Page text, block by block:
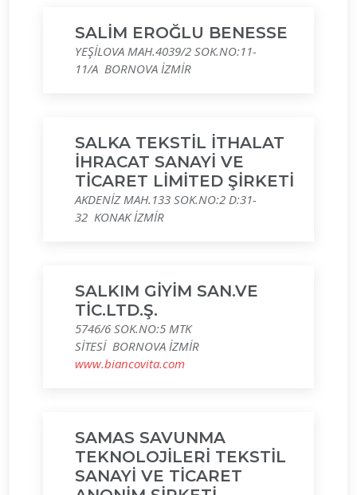
SALİM EROĞLU BENESSE
YEŞİLOVA MAH.4039/2 SOK.NO:11-
11/A BORNOVA İZMİR
SALKA TEKSTİL İTHALAT
İHRACAT SANAYİ VE
TİCARET LİMİTED ŞİRKETİ
AKDENİZ MAH.133 SOK.NO:2 D:31-
32 KONAK İZMİR
SALKIM GİYİM SAN.VE
TİC.LTD.Ş.
5746/6 SOK.NO:5 MTK
SİTESİ BORNOVA İZMİR
www.biancovita.com
SAMAS SAVUNMA
TEKNOLOJİLERİ TEKSTİL
SANAYİ VE TİCARET